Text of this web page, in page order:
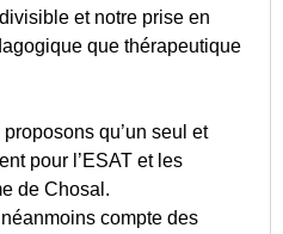
et notre prise en
que thérapeutique
qu’un seul et
pour l’ESAT et les
de Chosal.
compte des